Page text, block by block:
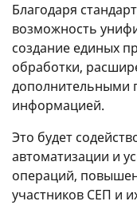
Благодаря
возможность
создание единых
обработки,
дополнительными
информацией.
Это будет
автоматизации и
операций,
участников СЕП и